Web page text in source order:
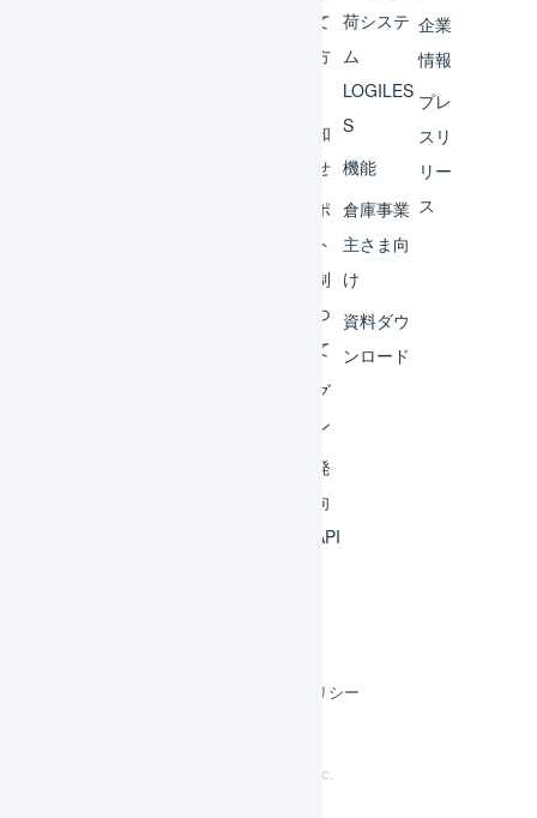
めて
の方
お知
らせ
サポ
ート
体制
につ
いて
ログ
イン
開発
者向
けAPI
荷システ
ム
LOGILES
S
機能
倉庫事業
主さま向
け
資料ダウ
ンロード
企業
情報
プレ
スリ
リー
ス
プライバシーポリシー
LOGILESS Inc.